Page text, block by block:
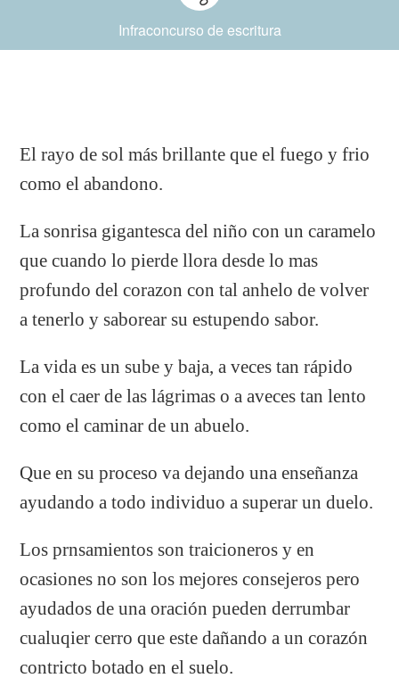
Infraconcurso de escritura
El rayo de sol más brillante que el fuego y frio
como el abandono.
La sonrisa gigantesca del niño con un caramelo
que cuando lo pierde llora desde lo mas
profundo del corazon con tal anhelo de volver
a tenerlo y saborear su estupendo sabor.
La vida es un sube y baja, a veces tan rápido
con el caer de las lágrimas o a aveces tan lento
como el caminar de un abuelo.
Que en su proceso va dejando una enseñanza
ayudando a todo individuo a superar un duelo.
Los prnsamientos son traicioneros y en
ocasiones no son los mejores consejeros pero
ayudados de una oración pueden derrumbar
cualuqier cerro que este dañando a un corazón
contricto botado en el suelo.